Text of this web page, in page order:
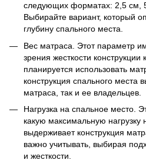
следующих форматах: 2,5 см,
Выбирайте вариант, который
глубину спального места.
Вес матраса. Этот параметр
зрения жесткости конструкции
планируется использовать
конструкция спального места
матраса, так и ее владельцев.
Нагрузка на спальное место.
какую максимальную нагрузку
выдерживает конструкция
важно учитывать, выбирая
и жесткости.